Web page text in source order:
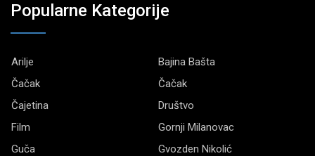
Popularne Kategorije
Arilje
Bajina Bašta
Čačak
Čačak
Čajetina
Društvo
Film
Gornji Milanovac
Guča
Gvozden Nikolić